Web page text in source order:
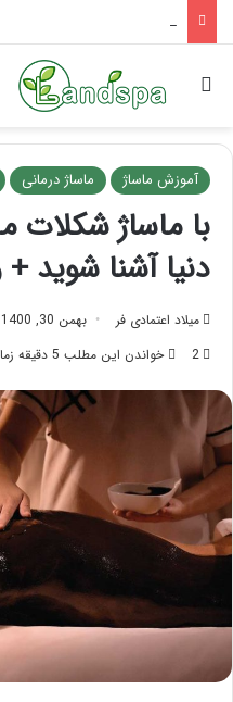
تاثیر ماساژ بر افسردگی؛ با
جستجو برای
آموزش ماساژ ماساژ درمانی
با ماساژ شکلات
دنیا آشنا شوید +
میلاد اعتمادی فر بهمن 30, 1400
2
خواندن این مطلب 5 دقیقه زمان میبرد